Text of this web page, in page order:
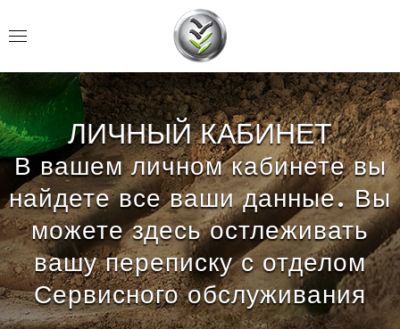
ЛИЧНЫЙ КАБИНЕТ
В вашем личном кабинете вы
найдете все ваши данные. Вы
можете здесь остлеживать
вашу переписку с отделом
Сервисного обслуживания